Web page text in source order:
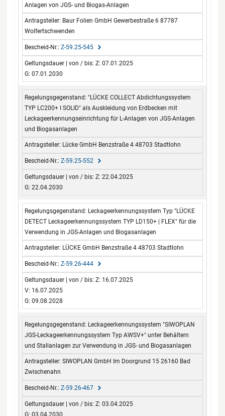
Anlagen von JGS- und Biogas-Anlagen
Baur Folien GmbH Gewerbestraße 6 87787
Wolfertschwenden
Z-59.25-545
Z: 07.01.2025
G: 07.01.2030
"LÜCKE COLLECT Abdichtungssystem
TYP LC200+ I SOLID" als Auskleidung von Erdbecken mit
Leckageerkennungseinrichtung für L-Anlagen von JGS-Anlagen
und Biogasanlagen
Lücke GmbH Benzstraße 4 48703 Stadtlohn
Z-59.25-552
Z: 22.04.2025
G: 22.04.2030
Leckageerkennungssystem Typ "LÜCKE
DETECT Leckageerkennungssystem TYP LD150+ | FLEX" für die
Verwendung in JGS-Anlagen und Biogasanlagen
LÜCKE GmbH Benzstraße 4 48703 Stadtlohn
Z-59.26-444
Z: 16.07.2025
V: 16.07.2025
G: 09.08.2028
Leckageerkennungssystem "SIWOPLAN
JGS-Leckageerkennungssystem Typ AWSV+" unter Behältern
und Stallanlagen zur Verwendung in JGS- und Biogasanlagen
SIWOPLAN GmbH Im Doorgrund 15 26160 Bad
Zwischenahn
Z-59.26-467
Z: 03.04.2025
G: 03.04.2030